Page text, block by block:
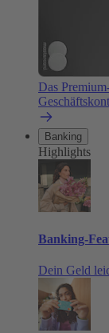
Das
Banking
Highlights
Banking-
Dein Geld